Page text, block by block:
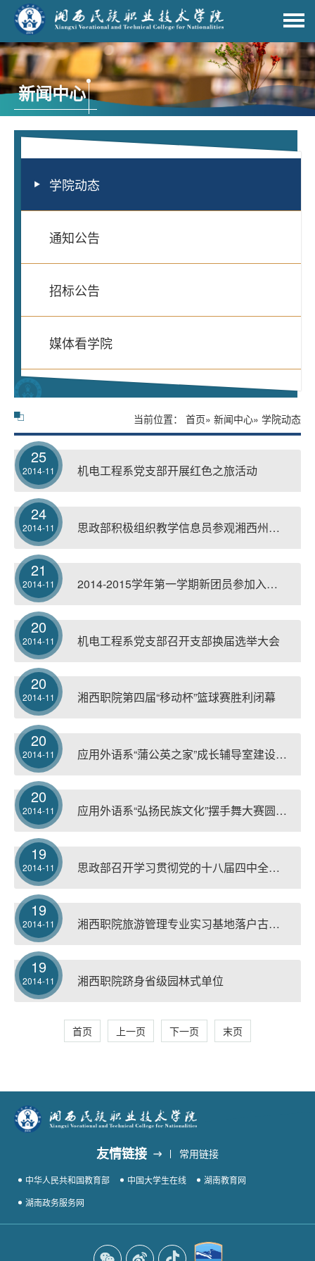
新闻中心
学院动态
通知公告
招标公告
媒体看学院
当前位置： 首页» 新闻中心» 学院动态
25
2014-11 机电工程系党支部开展红色之旅活动
24
2014-11 思政部积极组织教学信息员参观湘西州博物馆
21
2014-11 2014-2015学年第一学期新团员参加入团宣誓仪式
20
2014-11 机电工程系党支部召开支部换届选举大会
20
2014-11 湘西职院第四届“移动杯”篮球赛胜利闭幕
20
2014-11 应用外语系“蒲公英之家”成长辅导室建设项目正式启动
20
2014-11 应用外语系“弘扬民族文化”摆手舞大赛圆满落幕
19
2014-11 思政部召开学习贯彻党的十八届四中全会精神师生代表座谈会
19
2014-11 湘西职院旅游管理专业实习基地落户古丈红石林
19
2014-11 湘西职院跻身省级园林式单位
首页 上一页 下一页 末页
友情链接 常用链接
中华人民共和国教育部 中国大学生在线
湖南教育网
湖南政务服务网